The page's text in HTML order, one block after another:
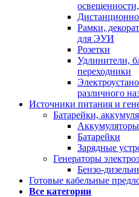
Рамки,
для ЭУИ
Розетки
Удлинители,
переходники
различного
Источники питания и
Батарейки,
Аккумуляторы
Батарейки
Зарядные
Генераторы
Бензо-
Готовые кабельные
Все категории